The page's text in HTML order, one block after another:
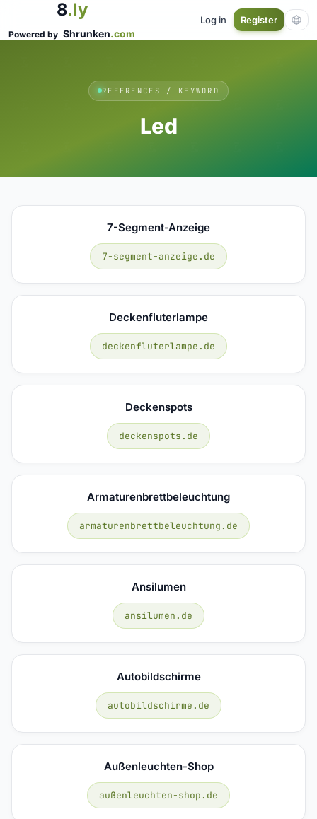
8.ly
Powered by Shrunken.com
Log in Register
REFERENCES / KEYWORD
Led
7-Segment-Anzeige
7-segment-anzeige.de
Deckenfluterlampe
deckenfluterlampe.de
Deckenspots
deckenspots.de
Armaturenbrettbeleuchtung
armaturenbrettbeleuchtung.de
Ansilumen
ansilumen.de
Autobildschirme
autobildschirme.de
Außenleuchten-Shop
außenleuchten-shop.de